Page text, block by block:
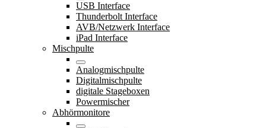
USB Interface
Thunderbolt Interface
AVB/Netzwerk Interface
iPad Interface
Mischpulte
Analogmischpulte
Digitalmischpulte
digitale Stageboxen
Powermischer
Abhörmonitore